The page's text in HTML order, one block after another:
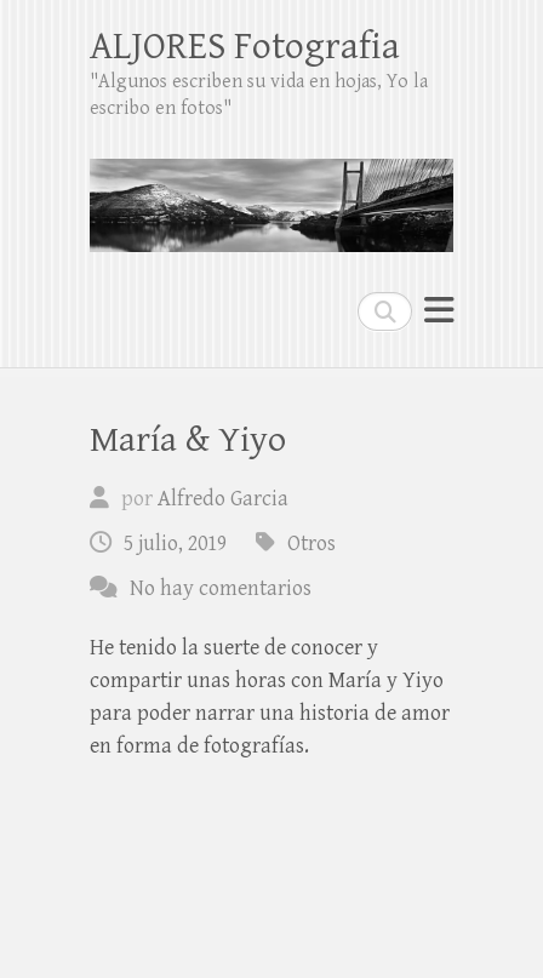
Buscar
ALJORES Fotografia
"Algunos escriben su vida en hojas, Yo la
escribo en fotos"
María & Yiyo
porAlfredo Garcia
5 julio, 2019
Otros
No hay comentarios
He tenido la suerte de conocer y
compartir unas horas con María y Yiyo
para poder narrar una historia de amor
en forma de fotografías.